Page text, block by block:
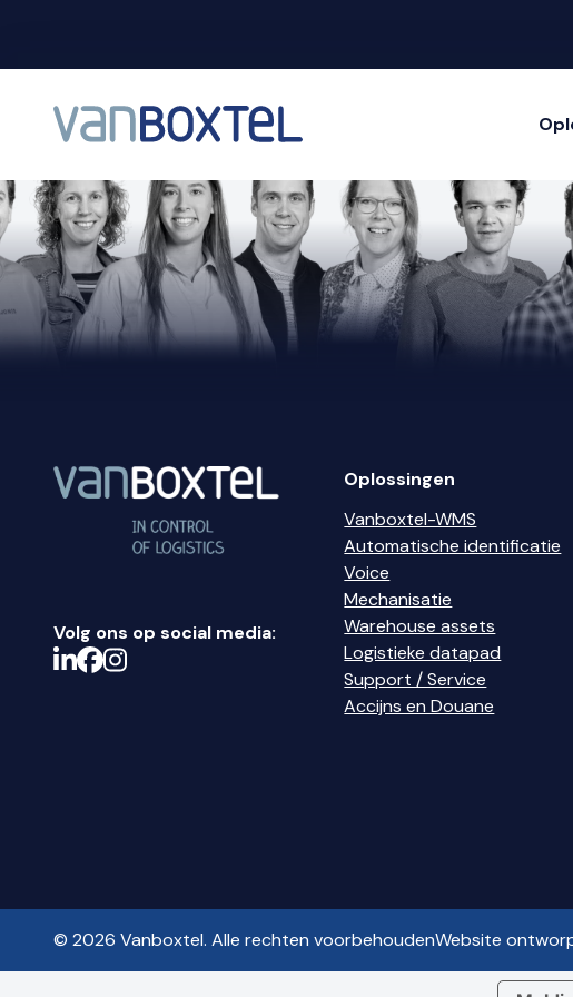
Volg ons op social media:
Oplossingen
Vanboxtel-WMS
Automatische identificatie
Voice
Mechanisatie
Warehouse assets
Logistieke datapad
Support / Service
Accijns en Douane
© 2026 Vanboxtel. Alle rechten voorbehoudenWebsite